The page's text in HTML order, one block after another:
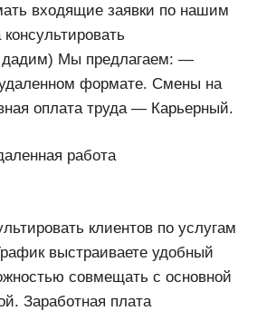
входящие заявки по нашим
дадим) Мы предлагаем: —
формате. Смены на
оплата труда — Карьерный.
работа
клиентов по услугам
выстраиваете удобный
совмещать с основной
Заработная плата